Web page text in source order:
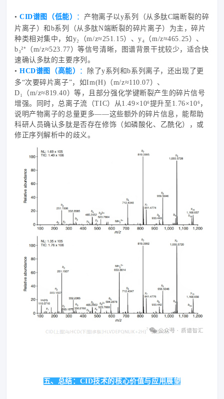
•CID谱图（低能） ： 产物离子以y系列（从多肽C端断裂的碎
片离子）和b系列（从多肽N端断裂的碎片离子）为主，碎片
种类相对集中，如y₂（m/z≈251.15）、y₄（m/z≈465.25）、
b₃²⁺（m/z≈523.77）等信号清晰，图谱背景干扰较少，适合快
速确认多肽的主要序列。
•HCD谱图（高能） ：
除了y系列和b系列离子，还出现了更
多“次要碎片离子”，如Im(H)（m/z≈110.07）、
D₁（m/z≈819.40）等，且部分强化学键断裂产生的碎片信号
增强。同时，总离子流（TIC）从1.49×10⁶提升至1.76×10⁶，
说明产物离子的总量更多——这些额外的碎片信息，能帮助
科研人员确认多肽是否存在修饰（如磷酸化、乙酰化），或
修正序列解析中的歧义。
五、总结：CID技术的核心价值与应用展望